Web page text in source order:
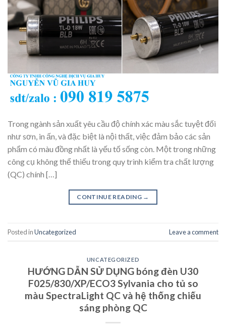
Trong ngành sản xuất yêu cầu độ chính xác màu sắc tuyệt đối
như sơn, in ấn, và đặc biệt là nội thất, việc đảm bảo các sản
phẩm có màu đồng nhất là yếu tố sống còn. Một trong những
công cụ không thể thiếu trong quy trình kiểm tra chất lượng
(QC) chính […]
CONTINUE READING →
Posted inUncategorized Leave a comment
UNCATEGORIZED
HƯỚNG DẪN SỬ DỤNG bóng đèn U30
F025/830/XP/ECO3 Sylvania cho tủ so
màu SpectraLight QC và hệ thống chiếu
sáng phòng QC